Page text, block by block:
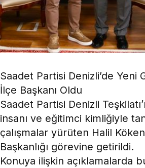
Saadet Partisi Denizli’de
İlçe Başkanı Oldu
Saadet Partisi Denizli
insanı ve eğitimci kimliğiyle
çalışmalar yürüten Halil
Başkanlığı görevine getirildi.
Konuya ilişkin açıklamalarda